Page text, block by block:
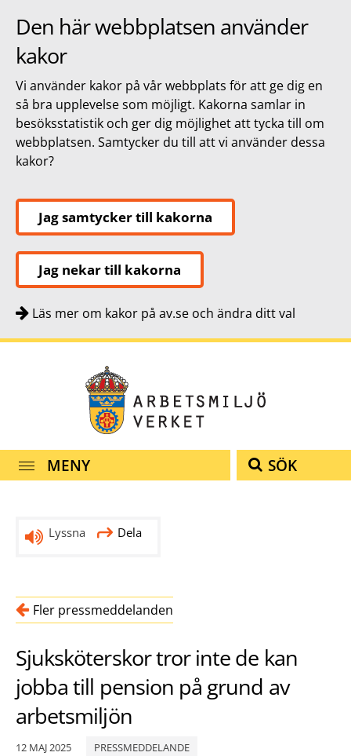
Den här webbplatsen använder
kakor
Vi använder kakor på vår webbplats för att ge dig en
så bra upplevelse som möjligt. Kakorna samlar in
besöksstatistik och ger dig möjlighet att tycka till om
webbplatsen. Samtycker du till att vi använder dessa
kakor?
Jag samtycker till kakorna
Jag nekar till kakorna
Läs mer om kakor på av.se och ändra ditt val
MENY SÖK
Lyssna Dela
Fler pressmeddelanden
Sjuksköterskor tror inte de kan
jobba till pension på grund av
arbetsmiljön
12 MAJ 2025 PRESSMEDDELANDE